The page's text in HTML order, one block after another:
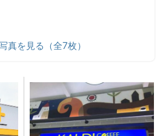
真を見る（全7枚）